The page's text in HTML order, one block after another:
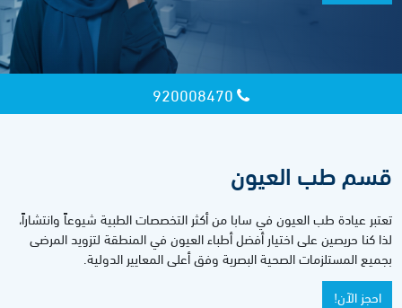
قسم طب العيون
تعتبر عيادة طب العيون في سابا من أكثر التخصصات الطبية شيوعاً وانتشاراً،
لذا كنا حريصين على اختيار أفضل أطباء العيون في المنطقة لتزويد المرضى
بجميع المستلزمات الصحية البصرية وفق أعلى المعايير الدولية.
احجز الآن!